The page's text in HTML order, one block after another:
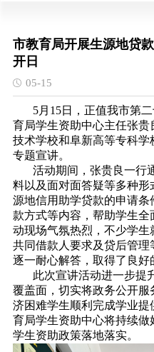
市教育局开展生源地贷
开日
05-15
5月15日，正值我市第
育局学生资助中心主任张
技术学校和阜新高等专科
专题宣讲。
活动期间，张贵良一行
料以及面对面答疑等多种
源地信用助学贷款的申请
款方式等内容，帮助学生
动现场气氛热烈，不少学生
共同借款人要求及贷后管
逐一耐心解答，取得了良好
此次宣讲活动进一步提
覆盖面，切实将政务公开
济困难学生顺利完成学业
育局学生资助中心将持续
学生资助政策落地落实。